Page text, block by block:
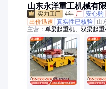
山东永洋重工机械有
4年 厂 安心购
出价迅速
真实性已核验
山
主营： 单梁起重机、双梁起
车、抓斗、悬臂吊、电磁吸